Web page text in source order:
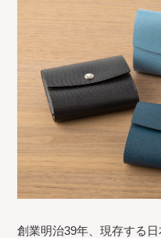
創業明治39年、現存する